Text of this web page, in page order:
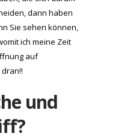
dann haben
Sie sehen können,
ich meine Zeit
auf
und